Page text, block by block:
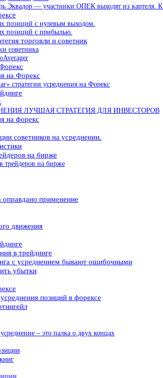
Эквадор — участники ОПЕК выходят из картеля.
позиций с нулевым выходом.
позиций с прибылью.
торговли и советник
советника
на Форекс
стратегии усреднения на Форекс
ЛУЧШАЯ СТРАТЕГИЯ ДЛЯ ИНВЕСТОРОВ
на форекс
советников на усреднении.
на бирже
трейдеров на бирже
применение
движения
в трейдинге
с усреднением бывают ошибочными
убытки
позиций в форексе
– это палка о двух концах